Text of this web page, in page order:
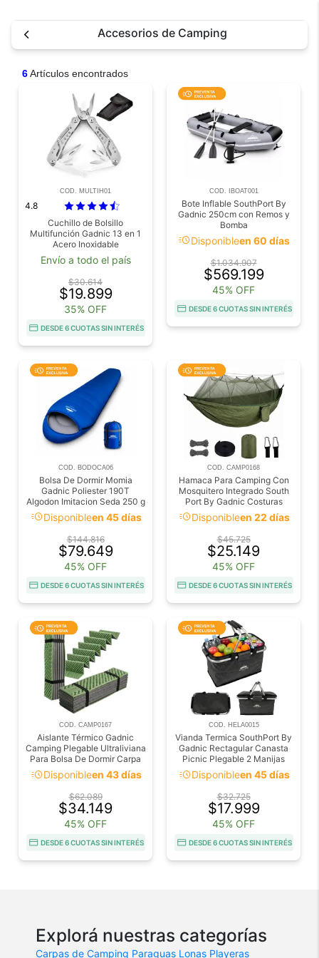
Accesorios de Camping
6Artículos encontrados
COD. MULTIH01
4.8
Cuchillo de Bolsillo
Multifunción Gadnic 13 en 1
Acero Inoxidable
Envío a todo el país
$30.614
$19.899
35% OFF
DESDE 6 CUOTAS SIN INTERÉS
COD. IBOAT001
Bote Inflable SouthPort By
Gadnic 250cm con Remos y
Bomba
acuteDisponibleen 60 días
$1.034.907
$569.199
45% OFF
DESDE 6 CUOTAS SIN INTERÉS
COD. BODOCA06
Bolsa De Dormir Momia
Gadnic Poliester 190T
Algodon Imitacion Seda 250 g
m2 Temperatura Confort 5 A
10 Grados Temperatura
Extrema
acuteDisponibleen 45 días
$144.816
$79.649
45% OFF
DESDE 6 CUOTAS SIN INTERÉS
COD. CAMP0168
Hamaca Para Camping Con
Mosquitero Integrado South
Port By Gadnic Costuras
Reforzadas Mosquetones de
Seguridad
acuteDisponibleen 22 días
$45.725
$25.149
45% OFF
DESDE 6 CUOTAS SIN INTERÉS
COD. CAMP0167
Aislante Térmico Gadnic
Camping Plegable Ultraliviana
Para Bolsa De Dormir Carpa
acuteDisponibleen 43 días
$62.089
$34.149
45% OFF
DESDE 6 CUOTAS SIN INTERÉS
COD. HELA0015
Vianda Termica SouthPort By
Gadnic Rectagular Canasta
Picnic Plegable 2 Manijas
acuteDisponibleen 45 días
$32.725
$17.999
45% OFF
DESDE 6 CUOTAS SIN INTERÉS
Explorá nuestras categorías
Carpas de Camping Paraguas Lonas Playeras